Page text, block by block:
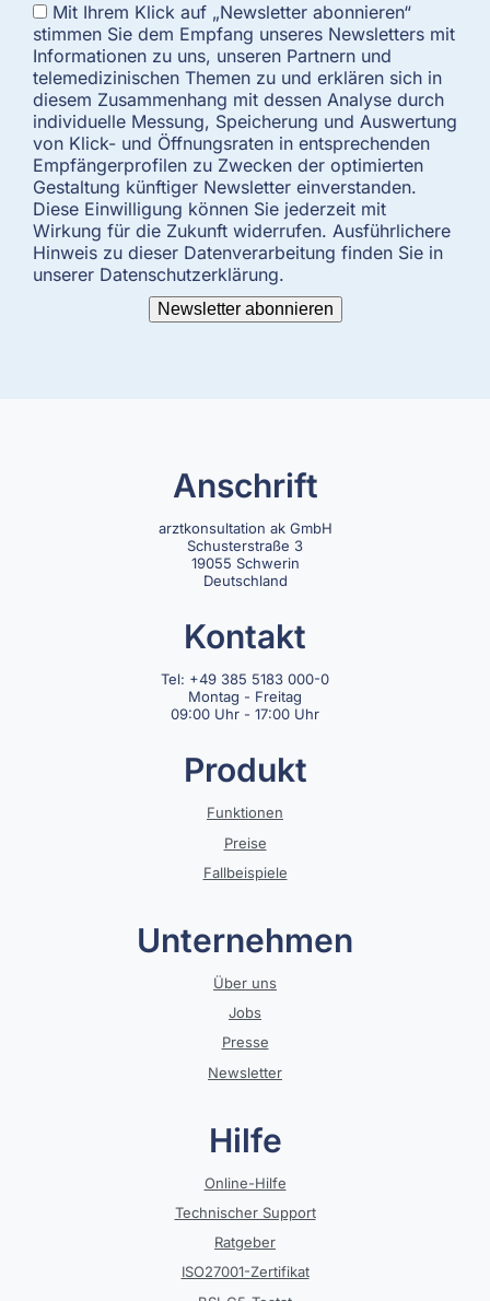
Mit Ihrem Klick auf „Newsletter abonnieren“
stimmen Sie dem Empfang unseres Newsletters mit
Informationen zu uns, unseren Partnern und
telemedizinischen Themen zu und erklären sich in
diesem Zusammenhang mit dessen Analyse durch
individuelle Messung, Speicherung und Auswertung
von Klick- und Öffnungsraten in entsprechenden
Empfängerprofilen zu Zwecken der optimierten
Gestaltung künftiger Newsletter einverstanden.
Diese Einwilligung können Sie jederzeit mit
Wirkung für die Zukunft widerrufen. Ausführlichere
Hinweis zu dieser Datenverarbeitung finden Sie in
unserer Datenschutzerklärung.
Newsletter abonnieren
Anschrift
arztkonsultation ak GmbH
Schusterstraße 3
19055 Schwerin
Deutschland
Kontakt
Tel: +49 385 5183 000-0
Montag - Freitag
09:00 Uhr - 17:00 Uhr
Produkt
Funktionen
Preise
Fallbeispiele
Unternehmen
Über uns
Jobs
Presse
Newsletter
Hilfe
Online-Hilfe
Technischer Support
Ratgeber
ISO27001-Zertifikat